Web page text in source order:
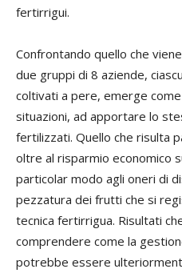
fertirrigui.
Confrontando quello che
due gruppi di 8 aziende,
coltivati a pere, emerge
situazioni, ad apportare lo
fertilizzati. Quello che risulta
oltre al risparmio economico
particolar modo agli oneri di
pezzatura dei frutti che si
tecnica fertirrigua. Risultati
comprendere come la
potrebbe essere